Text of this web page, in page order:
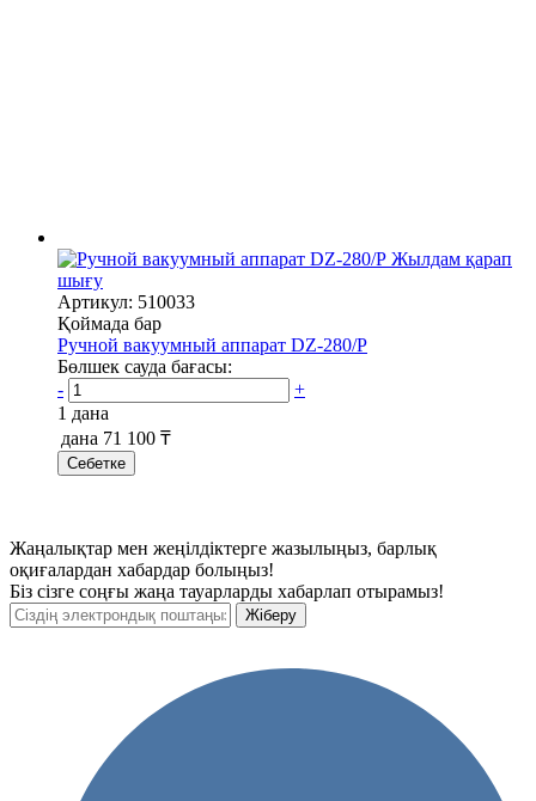
Жылдам қарап
шығу
Артикул: 510033
Қоймада бар
Ручной вакуумный аппарат DZ-280/P
Бөлшек сауда бағасы:
-
+
1 дана
дана 71 100 ₸
Себетке
Жаңалықтар мен жеңілдіктерге жазылыңыз, барлық
оқиғалардан хабардар болыңыз!
Біз сізге соңғы жаңа тауарларды хабарлап отырамыз!